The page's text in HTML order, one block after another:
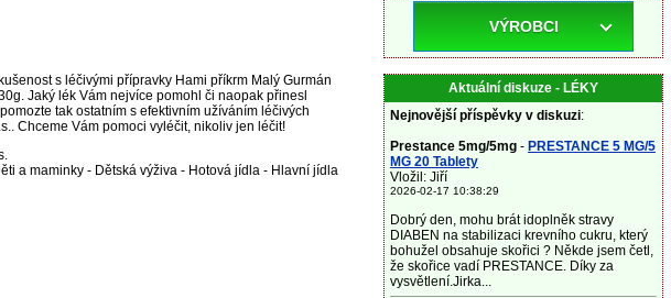
s léčivými přípravky Hami příkrm Malý Gurmán
Jaký lék Vám nejvíce pomohl či naopak přinesl
tak ostatním s efektivním užíváním léčivých
Chceme Vám pomoci vyléčit, nikoliv jen léčit!
a maminky - Dětská výživa - Hotová jídla - Hlavní jídla
VÝROBCI
Aktuální diskuze - LÉKY
Nejnovější příspěvky v diskuzi:
Prestance 5mg/5mg - PRESTANCE 5 MG/5
MG 20 Tablety
Vložil: Jiří
2026-02-17 10:38:29
Dobrý den, mohu brát idoplněk stravy
DIABEN na stabilizaci krevního cukru, který
bohužel obsahuje skořici ? Někde jsem četl,
že skořice vadí PRESTANCE. Díky za
vysvětlení.Jirka...